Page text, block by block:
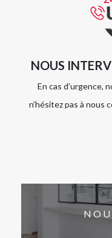
NOUS
En cas d’urgence,
n’hésitez pas à nous